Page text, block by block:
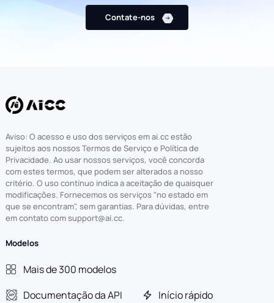
Contate-nos
Aviso: O acesso e uso dos serviços em ai.cc estão
sujeitos aos nossos Termos de Serviço e Política de
Privacidade. Ao usar nossos serviços, você concorda
com estes termos, que podem ser alterados a nosso
critério. O uso contínuo indica a aceitação de quaisquer
modificações. Fornecemos os serviços "no estado em
que se encontram", sem garantias. Para dúvidas, entre
em contato com support@ai.cc.
Modelos
Mais de 300 modelos
Documentação da API
Início rápido